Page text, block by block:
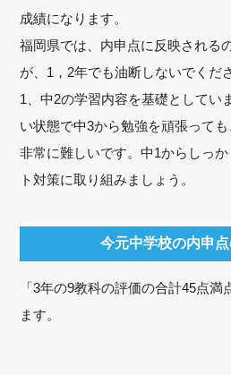
成績になります。
福岡県では、内申点に反映される
が、1，2年でも油断しないでくだ
1、中2の学習内容を基礎としてい
い状態で中3から勉強を頑張って
非常に難しいです。中1からしっ
ト対策に取り組みましょう。
今元中学校の内申
「3年の9教科の評価の合計45点
ます。